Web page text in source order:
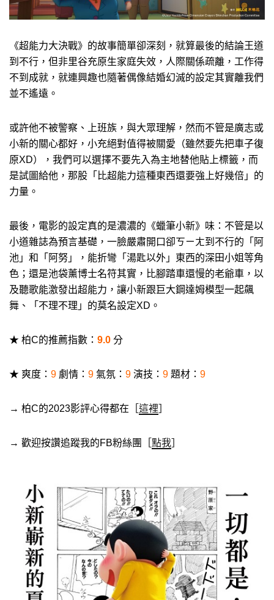
《超能力大決戰》的故事簡單卻深刻，就算最後的結論王道
到不行，但非里谷充原生家庭失效，人際關係疏離，工作得
不到成就，就連興趣也隨著偶像結婚幻滅的設定其實離我們
並不遙遠。
或許他不被警察、上班族，與大眾理解，然而不管是廣志或
小新的關心都好，小充絕對值得被關愛（雖然要先把車子復
原XD），我們可以選擇不要先入為主地替他貼上標籤，而
是試圖給他，那股「比超能力這種東西還要強上好幾倍」的
力量。
最後，電影的設定真的是濃濃的《蠟筆小新》味：不管是以
小道雜誌為預言基礎，一臉嚴肅開口卻ㄎㄧㄤ到不行的「阿
池」和「阿努」，能折彎「湯匙以外」東西的深田小姐等角
色；還是池袋薰博士名符其實，比腳踏車還慢的老爺車，以
及聽歌能激發出超能力，讓小新跟巨大鋼達姆模型一起飆
舞、「不理不理」的莫名設定XD。
★ 柏C的推薦指數： 9.0 分
★ 爽度： 9 劇情： 9 氣氛： 9 演技： 9 題材： 9
→ 柏C的2023影評心得都在［ 這裡
→ 歡迎按讚追蹤我的FB粉絲團［ 點我